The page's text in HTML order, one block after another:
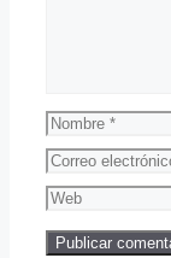
Nombre
Correo
electrónico
Web